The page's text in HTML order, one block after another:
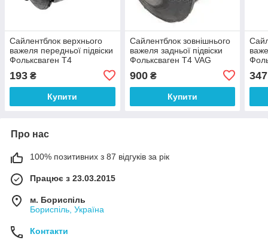
Сайлентблок верхнього
важеля передньої підвіски
Фольксваген Т4
193 ₴
Купити
Сайлентблок зовнішнього
важеля задньої підвіски
Фольксваген Т4 VAG
900₴
Купити
347
Про нас
100% позитивних з 87 відгуків за рік
Працює з 23.03.2015
м. Бориспіль
Бориспіль, Україна
Контакти